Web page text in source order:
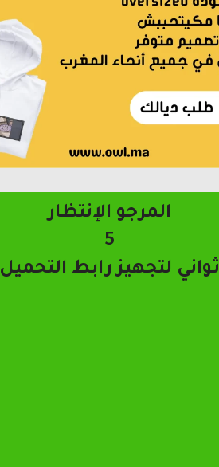
المرجو الإنتظار
4
ثواني لتجهيز رابط التحميل